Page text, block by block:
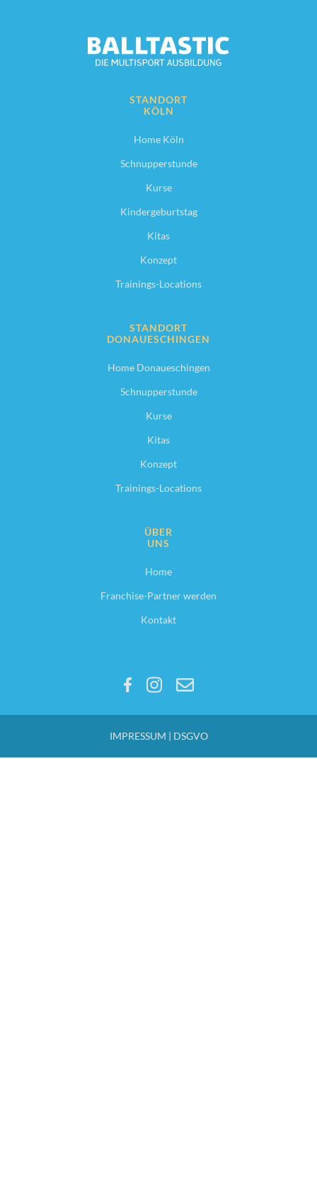
STANDORT
KÖLN
Home Köln
Schnupperstunde
Kurse
Kindergeburtstag
Kitas
Konzept
Trainings-Locations
STANDORT
DONAUESCHINGEN
Home Donaueschingen
Schnupperstunde
Kurse
Kitas
Konzept
Trainings-Locations
ÜBER
UNS
Home
Franchise-Partner werden
Kontakt
IMPRESSUM | DSGVO